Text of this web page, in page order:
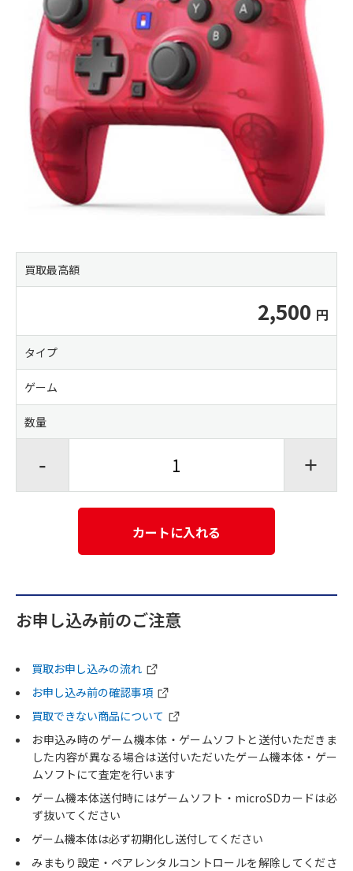
買取最高額
2,500
タイプ
ゲーム
数量
- +
カートに入れる
お申し込み前のご注意
買取お申し込みの流れ
お申し込み前の確認事項
買取できない商品について
お申込み時のゲーム機本体・ゲームソフトと送付いただきま
した内容が異なる場合は送付いただいたゲーム機本体・ゲー
ムソフトにて査定を行います
ゲーム機本体送付時にはゲームソフト・microSDカードは必
ず抜いてください
ゲーム機本体は必ず初期化し送付してください
みまもり設定・ペアレンタルコントロールを解除してくださ